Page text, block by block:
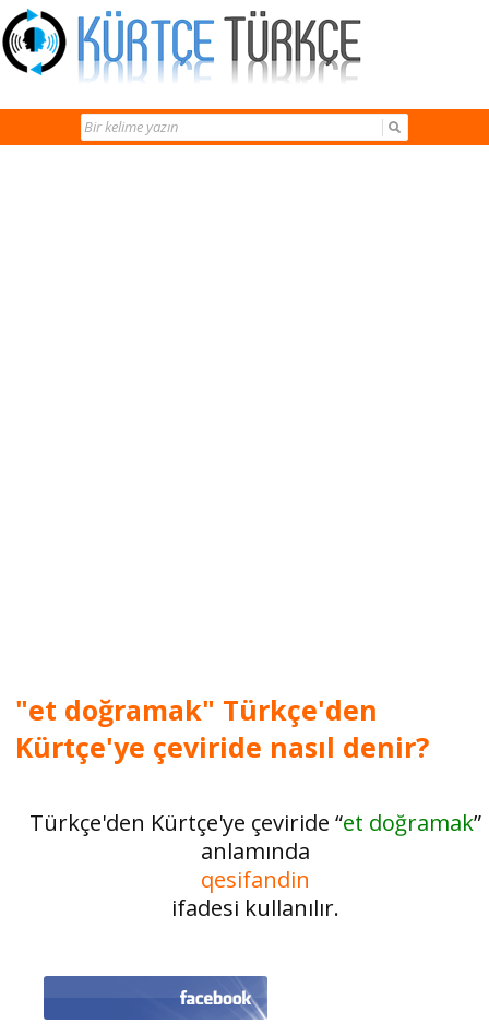
"et doğramak" Türkçe'den
Kürtçe'ye çeviride nasıl denir?
Türkçe'den Kürtçe'ye çeviride “et doğramak”
anlamında
qesifandin
ifadesi kullanılır.